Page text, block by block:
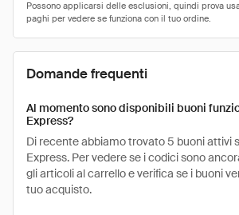
Domande frequenti
Al momento sono disponibili buoni
Express?
Di recente abbiamo trovato 5 buoni attivi
Express. Per vedere se i codici sono
gli articoli al carrello e verifica se i buoni
tuo acquisto.